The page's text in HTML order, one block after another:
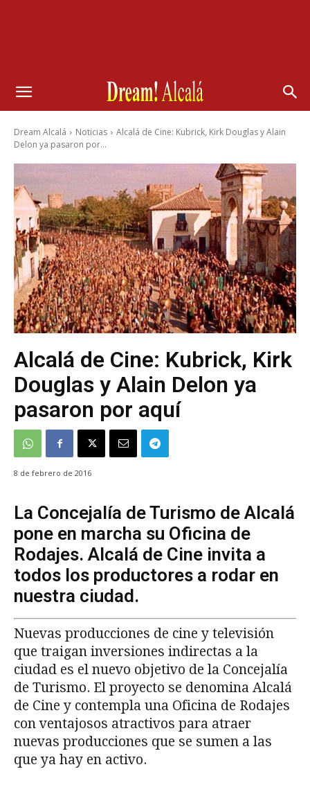
Dream Alcalá Noticias
Alcalá de Cine: Kubrick, Kirk Douglas y Alain
Delon ya pasaron por...
Alcalá de Cine: Kubrick, Kirk
Douglas y Alain Delon ya
pasaron por aquí
8 de febrero de 2016
La Concejalía de Turismo de Alcalá
pone en marcha su Oficina de
Rodajes. Alcalá de Cine invita a
todos los productores a rodar en
nuestra ciudad.
Nuevas producciones de cine y televisión
que traigan inversiones indirectas a la
ciudad es el nuevo objetivo de la Concejalía
de Turismo. El proyecto se denomina Alcalá
de Cine y contempla una Oficina de Rodajes
con ventajosos atractivos para atraer
nuevas producciones que se sumen a las
que ya hay en activo.